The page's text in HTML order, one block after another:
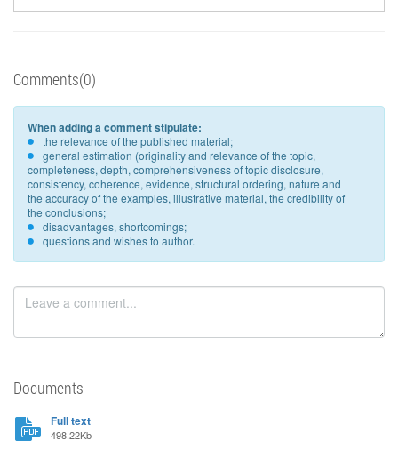
Comments(0)
When adding a comment stipulate:
the relevance of the published material;
general estimation (originality and relevance of the topic,
completeness, depth, comprehensiveness of topic disclosure,
consistency, coherence, evidence, structural ordering, nature and
the accuracy of the examples, illustrative material, the credibility of
the conclusions;
disadvantages, shortcomings;
questions and wishes to author.
Documents
Full text
498.22Kb